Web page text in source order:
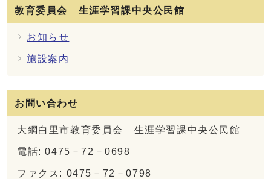
教育委員会 生涯学習課中央公民館
お知らせ
施設案内
お問い合わせ
大網白里市教育委員会 生涯学習課中央公民館
電話: 0475－72－0698
ファクス: 0475－72－0798